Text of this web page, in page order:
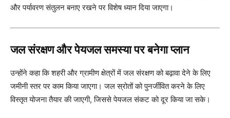
और पर्यावरण संतुलन बनाए रखने पर विशेष ध्यान दिया जाएगा।
जल संरक्षण और पेयजल समस्या पर बनेगा प्लान
उन्होंने कहा कि शहरी और ग्रामीण क्षेत्रों में जल संरक्षण को बढ़ावा देने के लिए
जमीनी स्तर पर काम किया जाएगा। जल स्रोतों को पुनर्जीवित करने के लिए
विस्तृत योजना तैयार की जाएगी, जिससे पेयजल संकट को दूर किया जा सके।